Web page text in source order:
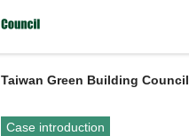
Taiwan Green Building Council
Case introduction